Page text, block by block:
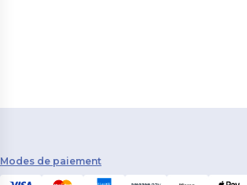
Modes de paiement